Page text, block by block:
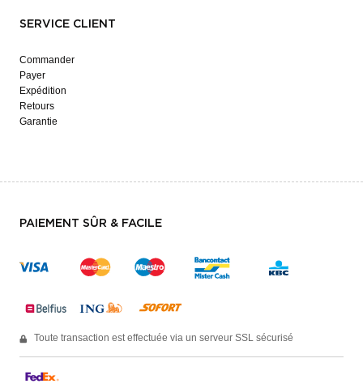
SERVICE CLIENT
Commander
Payer
Expédition
Retours
Garantie
PAIEMENT SÛR & FACILE
Toute transaction est effectuée via un serveur SSL sécurisé